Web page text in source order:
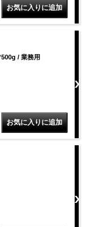
/ 業務用